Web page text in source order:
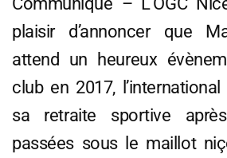
plaisir d’annoncer que
attend un heureux
club en 2017,
sa retraite sportive
passées sous le maillot